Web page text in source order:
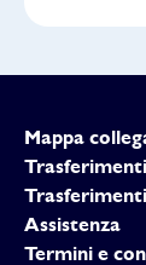
Mappa
Assistenza
Termini e